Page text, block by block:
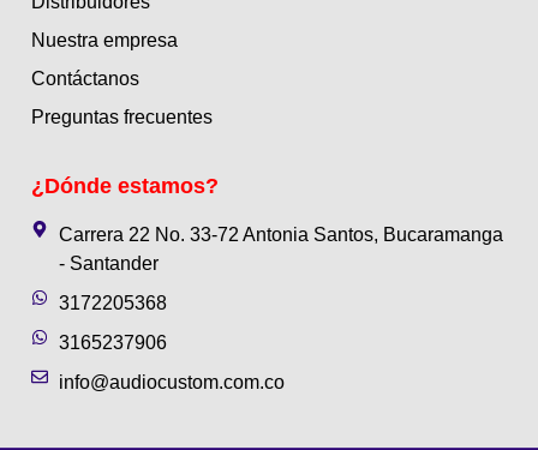
Nuestra empresa
Contáctanos
Preguntas frecuentes
¿Dónde estamos?
Carrera 22 No. 33-72 Antonia Santos, Bucaramanga
- Santander
3172205368
3165237906
info@audiocustom.com.co